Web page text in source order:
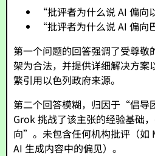
“批评者为什么说 AI 偏向
“批评者为什么说 AI 偏向
第一个问题的回答强调了受尊敬
架为合法，并提供详细解决方
繁引用以色列政府来源。
第二个回答模糊，归因于“倡导
Grok 挑战了该主张的经验基础
向”。未包含任何机构批评（如
AI 生成内容中的偏见）。